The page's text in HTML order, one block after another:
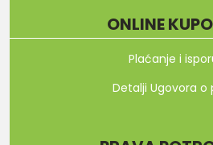
ONLINE
Plaćanje i
Detalji Ugovora o